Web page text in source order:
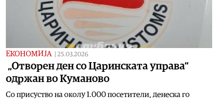
ЕКОНОМИЈА 25.03.2026
„Отворен ден со Царинската управа“
одржан во Куманово
Со присуство на околу 1.000 посетители, денеска го